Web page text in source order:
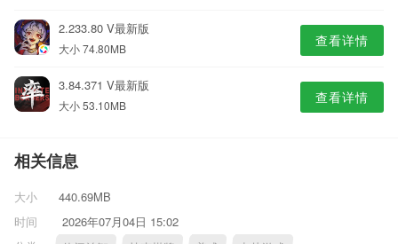
2.233.80 V最新版
大小 74.80MB 查看详情
3.84.371 V最新版
大小 53.10MB 查看详情
相关信息
大小
440.69MB
时间
2026年07月04日 15:02